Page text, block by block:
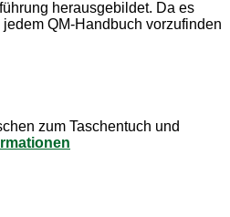
herausgebildet. Da es
QM-Handbuch vorzufinden
zum Taschentuch und